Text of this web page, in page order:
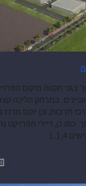
בגני תקווה מיקום
במרחק הליכה
תרבות, וכן יוקם מרכז
כמו כן, דיירי הפרויקט
4,
[…]